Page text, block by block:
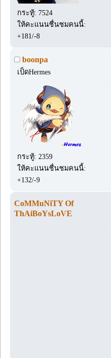
กระทู้: 7524
ให้คะแนนชื่นชมคนนี้:
+181/-8
boonpa
เป็ดHermes
กระทู้: 2359
ให้คะแนนชื่นชมคนนี้:
+132/-9
CoMMuNiTY Of
ThAiBoYsLoVE